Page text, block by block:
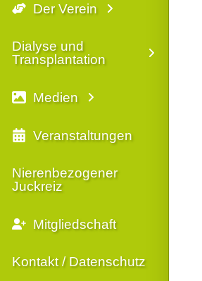
Der Verein
Dialyse und
Transplantation
Medien
Veranstaltungen
Nierenbezogener
Juckreiz
Mitgliedschaft
Kontakt / Datenschutz